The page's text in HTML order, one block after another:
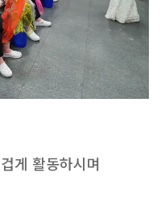
게 활동하시며